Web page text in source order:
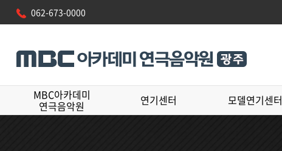
062-673-0000
MBC아카데미
연극음악원 연기센터 모델연기센터